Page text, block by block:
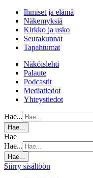
Ihmiset ja elämä
Näkemyksiä
Kirkko ja usko
Seurakunnat
Tapahtumat
Näköislehti
Palaute
Podcastit
Mediatiedot
Yhteystiedot
Hae...
Hae...
Hae
Hae...
Hae...
Siirry sisältöön